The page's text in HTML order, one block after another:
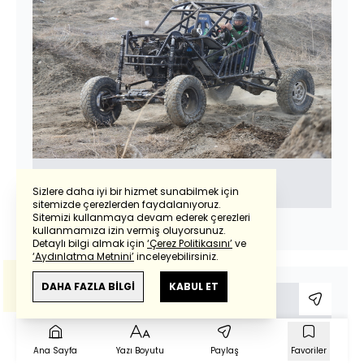
23
Ana Sayfa Yazı Boyutu Paylaş Favoriler
Sizlere daha iyi bir hizmet sunabilmek için
sitemizde çerezlerden faydalanıyoruz.
Sitemizi kullanmaya devam ederek çerezleri
kullanmamıza izin vermiş oluyorsunuz.
Detaylı bilgi almak için ‘Çerez Politikasını’ve
‘Aydınlatma Metnini’inceleyebilirsiniz.
DAHA FAZLA BİLGİ KABUL ET
Bu çevirideGoogle Transletekullanılmıştır.
Anlam ve çeviri hatalarından
haberturk.com
sorumlu değildir.